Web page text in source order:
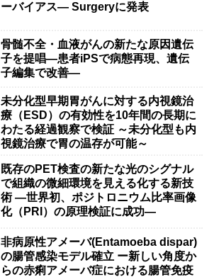
ーバイアス— Surgeryに発表
骨髄不全・血液がんの新たな原因遺伝
子を提唱―患者iPSで病態再現、遺伝
子編集で改善―
未分化型早期胃がんに対する内視鏡治
療（ESD）の有効性を10年間の長期に
わたる経過観察で検証 ～未分化型も内
視鏡治療で胃の温存が可能～
既存のPET検査の新たな光のシグナル
で組織の微細環境を見える化する新技
術 ―世界初、ポジトロニウム比率画像
化（PRI）の原理検証に成功―
非病原性アメーバ(Entamoeba dispar)
の腸管感染モデル確立 ー新しい角度か
らの赤痢アメーバ症における腸管免疫